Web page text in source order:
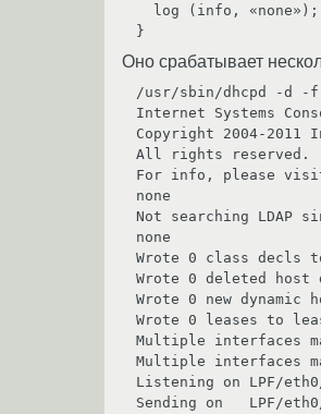
}
Оно срабатывает
/usr/sbin/dhcpd -d -f
Internet Systems
Copyright 2004-2011
All rights reserved.
For info, please
none
Not searching
none
Wrote 0 class decls
Wrote 0 deleted
Wrote 0 new
Wrote 0 leases to
Multiple interfaces
Multiple interfaces
Listening on LPF/
Sending on   LPF/